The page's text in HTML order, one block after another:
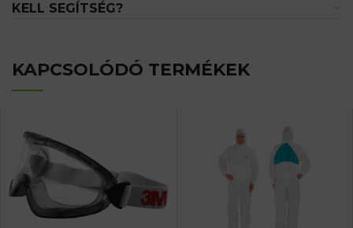
KELL SEGÍTSÉG?
KAPCSOLÓDÓ TERMÉKEK